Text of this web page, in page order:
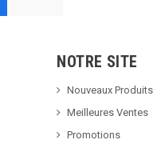
NOTRE SITE
Nouveaux Produits
Meilleures Ventes
Promotions